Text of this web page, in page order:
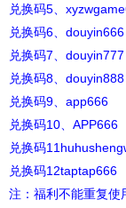
兑换码5、
兑换码6、douyin666
兑换码7、douyin777
兑换码8、douyin888
兑换码9、app666
兑换码10、APP666
兑换码
兑换码12taptap666
注：福利不能重复使